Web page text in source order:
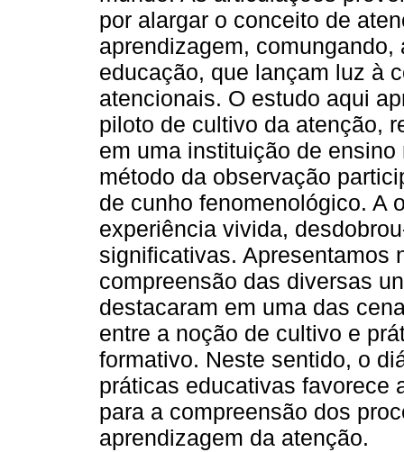
por alargar o conceito de
aprendizagem,
educação, que lançam luz à
atencionais. O estudo aqui
piloto de cultivo da atenção,
em uma instituição de
método da observação
de cunho fenomenológico. A
experiência vivida,
significativas. Apresentamos
compreensão das diversas
destacaram em uma das
entre a noção de cultivo e
formativo. Neste sentido, o
práticas educativas favorece
para a compreensão dos
aprendizagem da atenção.